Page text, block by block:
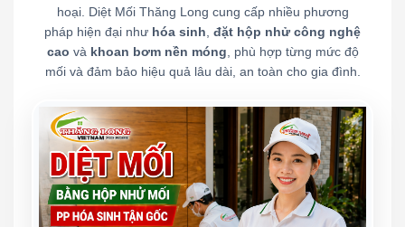
hoại. Diệt Mối Thăng Long cung cấp nhiều phương
pháp hiện đại như hóa sinh đặt hộp nhử công nghệ
cao và khoan bơm nền móng , phù hợp từng mức độ
mối và đảm bảo hiệu quả lâu dài, an toàn cho gia đình.